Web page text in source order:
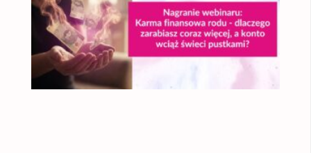
149,00 zł.99,00 zł.